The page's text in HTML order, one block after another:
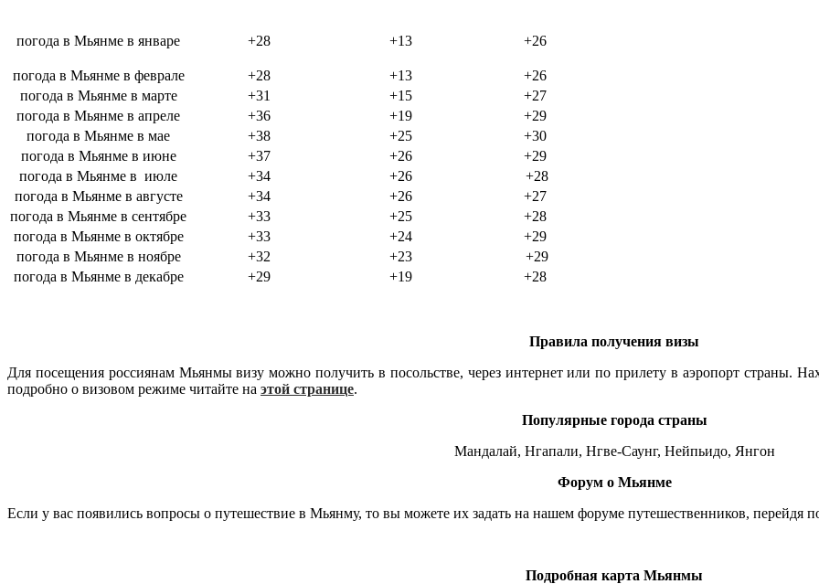
погода в Мьянме в январе +28 +13 +26
погода в Мьянме в феврале +28 +13
+26
погода в Мьянме в марте
+31 +15
+27
погода в Мьянме в апреле
+36 +19
+29
погода в Мьянме в мае
+38 +25
+30
погода в Мьянме в июне
+37 +26
+29
погода в Мьянме в июле
+34 +26
+28
погода в Мьянме в августе
+34 +26
+27
погода в Мьянме в сентябре
+33 +25
+28
погода в Мьянме в октябре
+33 +24
+29
погода в Мьянме в ноябре
+32 +23
+29
погода в Мьянме в декабре
+29 +19 +28
Правила получения визы
Для посещения россиянам Мьянмы визу можно получить в посольстве, через интернет или по прилету в аэропорт страны.
подробно о визовом режиме читайте на этой странице.
Популярные города страны
Мандалай, Нгапали, Нгве-Саунг, Нейпьидо, Янгон
Форум о Мьянме
Если у вас появились вопросы о путешествие в Мьянму, то вы можете их задать на нашем форуме путешественников, перейдя
Подробная карта Мьянмы